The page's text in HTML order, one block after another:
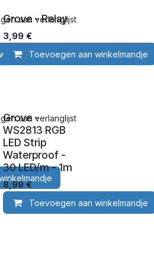
Grove - Relay
3,99 €
Toevoegen aan winkelmandje
aan verlanglijst
Grove -
WS2813 RGB
LED Strip
Waterproof -
30 LED/m - 1m
8,99€
Toevoegen aan winkelmandje
aan verlanglijst